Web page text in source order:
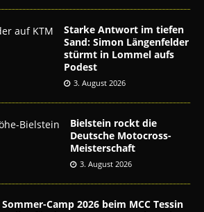
Starke Antwort im tiefen
Sand: Simon Längenfelder
stürmt in Lommel aufs
Podest
3. August 2026
Bielstein rockt die
Deutsche Motocross-
Meisterschaft
3. August 2026
Sommer-Camp 2026 beim MCC Tessin